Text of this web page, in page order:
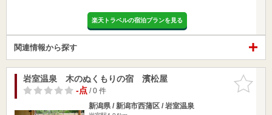
楽天トラベルの宿泊プランを見る
関連情報から探す
お気に入
りに追加
岩室温泉 木のぬくもりの宿 濱松屋
-点/ 0 件
新潟県 / 新潟市西蒲区 / 岩室温泉